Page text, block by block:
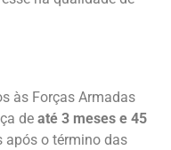
às Forças Armadas
de até 3 meses e 45
após o término das